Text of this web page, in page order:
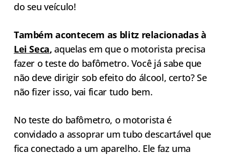
do seu veículo!
Também acontecem as blitz relacionadas à
Lei Seca, aquelas em que o motorista precisa
fazer o teste do bafômetro. Você já sabe que
não deve dirigir sob efeito do álcool, certo? Se
não fizer isso, vai ficar tudo bem.
No teste do bafômetro, o motorista é
convidado a assoprar um tubo descartável que
fica conectado a um aparelho. Ele faz uma